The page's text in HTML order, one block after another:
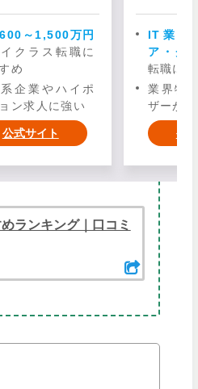
～1,500万円
クラス転職に
め
企業やハイポ
ン求人に強い
公式サイト
IT業界
ア・ク
転職にお
業界特
ザーが徹
公
ランキング｜口コミ